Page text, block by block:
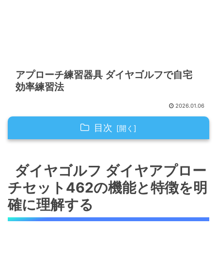
アプローチ練習器具 ダイヤゴルフで自宅
効率練習法
2026.01.06
目次
能と特徴を明確に理解する
アプローチ練習器具の正確な仕様と構成内
容
スタンスの変更で異なるショットパターン
を練習可能
ダイヤゴルフ ダイヤアプロー
チセット462の機能と特徴を明
確に理解する